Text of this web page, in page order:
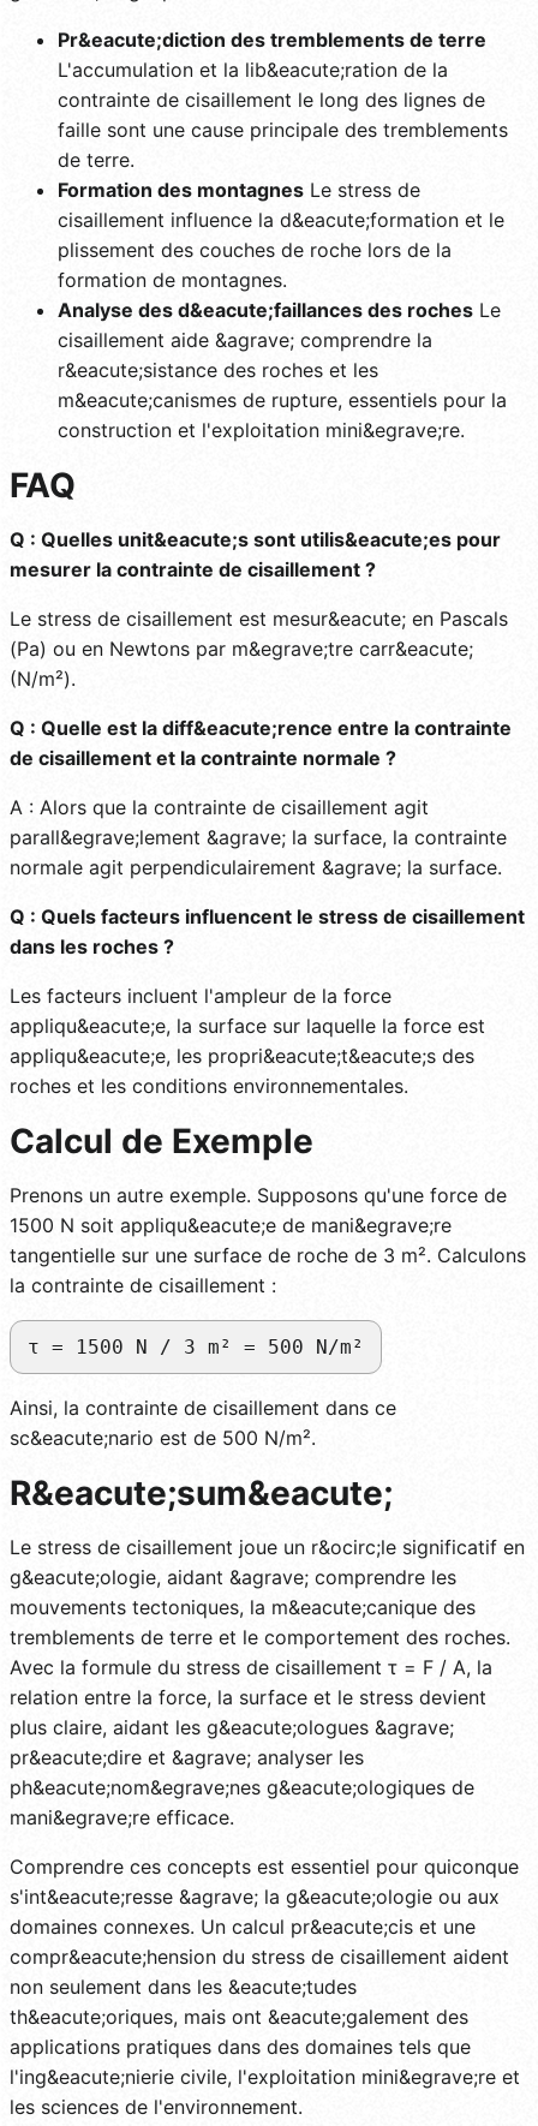
Pr&eacute;diction des tremblements de terre
L'accumulation et la lib&eacute;ration de la
contrainte de cisaillement le long des lignes de
faille sont une cause principale des tremblements
de terre.
Formation des montagnes Le stress de
cisaillement influence la d&eacute;formation et le
plissement des couches de roche lors de la
formation de montagnes.
Analyse des d&eacute;faillances des roches Le
cisaillement aide &agrave; comprendre la
r&eacute;sistance des roches et les
m&eacute;canismes de rupture, essentiels pour la
construction et l'exploitation mini&egrave;re.
FAQ
Q : Quelles unit&eacute;s sont utilis&eacute;es pour
mesurer la contrainte de cisaillement ?
Le stress de cisaillement est mesur&eacute; en Pascals
(Pa) ou en Newtons par m&egrave;tre carr&eacute;
(N/m²).
Q : Quelle est la diff&eacute;rence entre la contrainte
de cisaillement et la contrainte normale ?
A : Alors que la contrainte de cisaillement agit
parall&egrave;lement &agrave; la surface, la contrainte
normale agit perpendiculairement &agrave; la surface.
Q : Quels facteurs influencent le stress de cisaillement
dans les roches ?
Les facteurs incluent l'ampleur de la force
appliqu&eacute;e, la surface sur laquelle la force est
appliqu&eacute;e, les propri&eacute;t&eacute;s des
roches et les conditions environnementales.
Calcul de Exemple
Prenons un autre exemple. Supposons qu'une force de
1500 N soit appliqu&eacute;e de mani&egrave;re
tangentielle sur une surface de roche de 3 m². Calculons
la contrainte de cisaillement :
τ = 1500 N / 3 m² = 500 N/m²
Ainsi, la contrainte de cisaillement dans ce
sc&eacute;nario est de 500 N/m².
R&eacute;sum&eacute;
Le stress de cisaillement joue un r&ocirc;le significatif en
g&eacute;ologie, aidant &agrave; comprendre les
mouvements tectoniques, la m&eacute;canique des
tremblements de terre et le comportement des roches.
Avec la formule du stress de cisaillement τ = F / A, la
relation entre la force, la surface et le stress devient
plus claire, aidant les g&eacute;ologues &agrave;
pr&eacute;dire et &agrave; analyser les
ph&eacute;nom&egrave;nes g&eacute;ologiques de
mani&egrave;re efficace.
Comprendre ces concepts est essentiel pour quiconque
s'int&eacute;resse &agrave; la g&eacute;ologie ou aux
domaines connexes. Un calcul pr&eacute;cis et une
compr&eacute;hension du stress de cisaillement aident
non seulement dans les &eacute;tudes
th&eacute;oriques, mais ont &eacute;galement des
applications pratiques dans des domaines tels que
l'ing&eacute;nierie civile, l'exploitation mini&egrave;re et
les sciences de l'environnement.